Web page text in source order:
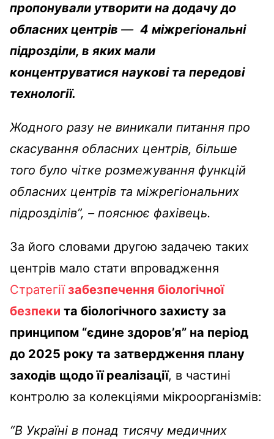
пропонували утворити на додачу до
обласних центрів — 4 міжрегіональні
підрозділи, в яких мали
концентруватися наукові та передові
технології.
Жодного разу не виникали питання про
скасування обласних центрів, більше
того було чітке розмежування функцій
обласних центрів та міжрегіональних
підрозділів”, – пояснює фахівець.
За його словами другою задачею таких
центрів мало стати впровадження
Стратегіїзабезпечення біологічної
безпеки та біологічного захисту за
принципом “єдине здоров’я” на період
до 2025 року та затвердження плану
заходів щодо її реалізації, в частині
контролю за колекціями мікроорганізмів:
“В Україні в понад тисячу медичних